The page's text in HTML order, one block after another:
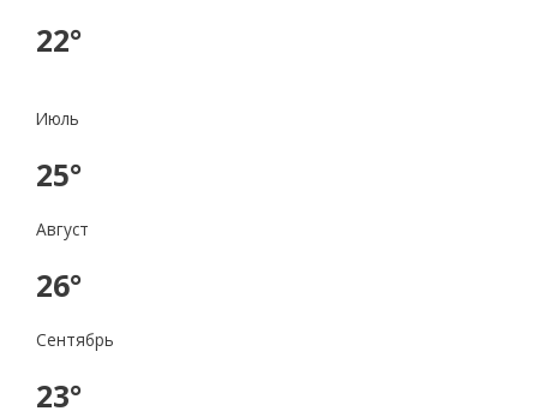
22°
Июль
25°
Август
26°
Сентябрь
23°